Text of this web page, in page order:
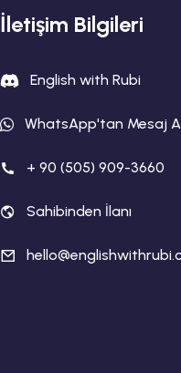
İletişim Bilgileri
English with Rubi
WhatsApp'tan Mesaj
+ 90 (505) 909-3660
Sahibinden İlanı